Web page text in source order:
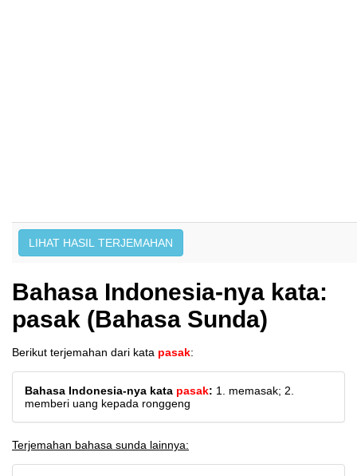
Bahasa Indonesia-nya kata:
pasak (Bahasa Sunda)
Berikut terjemahan dari kata pasak:
Bahasa Indonesia-nya kata pasak: 1. memasak; 2.
memberi uang kepada ronggeng
Terjemahan bahasa sunda lainnya: